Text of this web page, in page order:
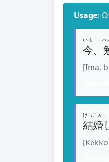
Usage:
今
いま
、
べ
[Ima,
結婚
けっこん